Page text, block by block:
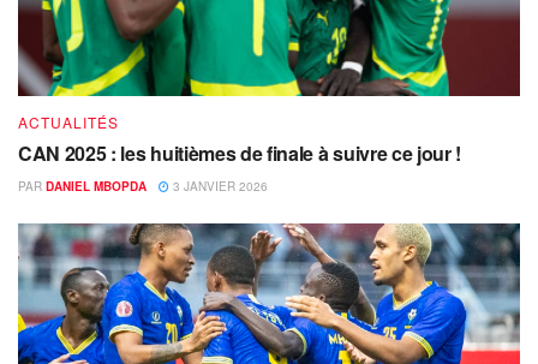
ACTUALITÉS
CAN 2025 : les huitièmes de finale à suivre ce jour !
PAR DANIEL MBOPDA 3 JANVIER 2026